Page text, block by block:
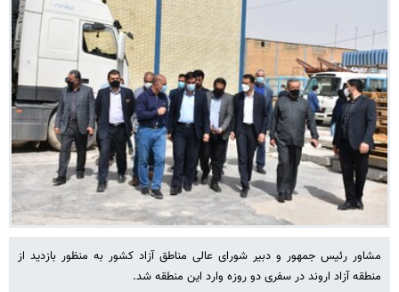
مشاور رئیس جمهور و دبیر شورای عالی مناطق آزاد کشور به منظور بازدید از
منطقه آزاد اروند در سفری دو روزه وارد این منطقه شد.